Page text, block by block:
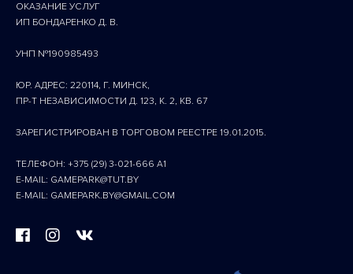
ОКАЗАНИЕ УСЛУГ
ИП БОНДАРЕНКО Д. В.
УНП №190985493
ЮР. АДРЕС: 220114, Г. МИНСК,
ПР-Т НЕЗАВИСИМОСТИ Д. 123, К. 2, КВ. 67
ЗАРЕГИСТРИРОВАН В ТОРГОВОМ РЕЕСТРЕ 19.01.2015.
ТЕЛЕФОН: +375 (29) 3-021-666 A1
E-MAIL: GAMEPARK@TUT.BY
E-MAIL: GAMEPARK.BY@GMAIL.COM